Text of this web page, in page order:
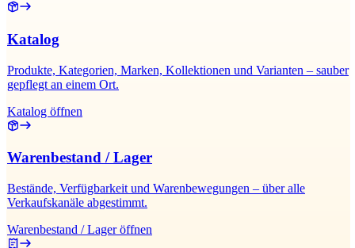
Katalog
Produkte, Kategorien, Marken, Kollektionen und Varianten – sauber
gepflegt an einem Ort.
Katalog öffnen
Warenbestand / Lager
Bestände, Verfügbarkeit und Warenbewegungen – über alle
Verkaufskanäle abgestimmt.
Warenbestand / Lager öffnen